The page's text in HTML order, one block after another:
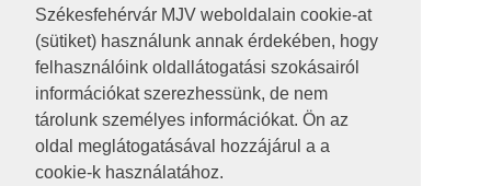
Székesfehérvár MJV weboldalain cookie-at
(sütiket) használunk annak érdekében, hogy
felhasználóink oldallátogatási szokásairól
információkat szerezhessünk, de nem
tárolunk személyes információkat. Ön az
oldal meglátogatásával hozzájárul a a
cookie-k használatához.
RSS
A HONLAP 2017.03.31-I ÁLLAPOTA
JOGI NYILATKOZAT
IMPRESSZUM